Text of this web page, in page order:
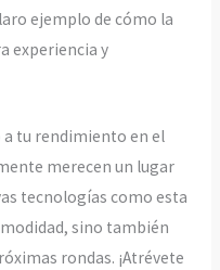
ejemplo de cómo la
experiencia y
a tu rendimiento en el
merecen un lugar
tecnologías como esta
sino también
rondas. ¡Atrévete